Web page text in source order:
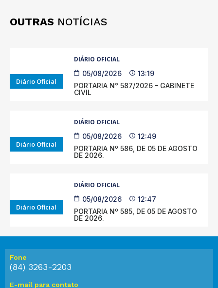
OUTRAS NOTÍCIAS
Diário Oficial
DIÁRIO OFICIAL
05/08/2026
13:19
PORTARIA N° 587/2026 – GABINETE
CIVIL
Diário Oficial
DIÁRIO OFICIAL
05/08/2026
12:49
PORTARIA Nº 586, DE 05 DE AGOSTO
DE 2026.
Diário Oficial
DIÁRIO OFICIAL
05/08/2026
12:47
PORTARIA Nº 585, DE 05 DE AGOSTO
DE 2026.
Fone
(84) 3263-2203
E-mail para contato